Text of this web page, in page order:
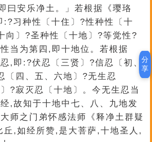
曰安乐净土。」若根据《璎珞
:?习种性〔十住〕?性种性〔十
向〕?圣种性〔十地〕?等觉性?
当为第四,即十地位。若根据
忍,即:?伏忍〔三贤〕?信忍〔初、
〔四、五、六地〕?无生忍
〕?寂灭忍〔十地〕。今无生忍当
,故知于十地中七、八、九地发
师之门弟怀感法师《释净土群疑
丘,如经所赞,是大菩萨,十地圣人,
分
享